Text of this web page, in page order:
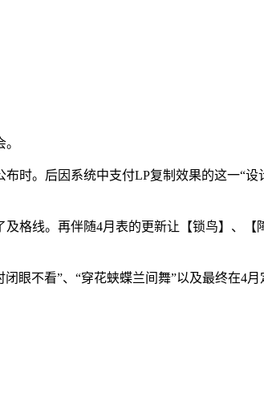
时。后因系统中支付LP复制效果的这一“
格线。再伴随4月表的更新让【锁鸟】、
眼不看”、“穿花蛱蝶兰间舞”以及最终在4